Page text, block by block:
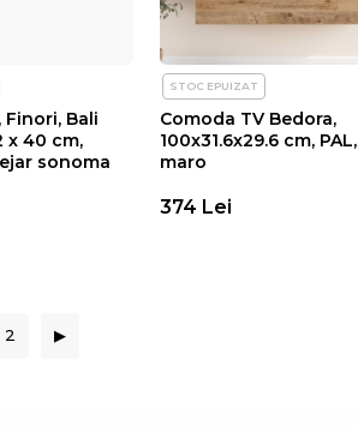
Finori, Bali
x 40 cm,
sonoma
STOC EPUIZAT
Comoda TV Bedora,
100x31.6x29.6 cm, PAL,
maro
374 Lei
2 ▶